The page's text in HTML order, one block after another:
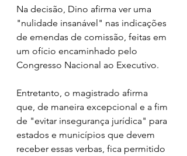
Na decisão, Dino afirma ver uma
"nulidade insanável" nas indicações
de emendas de comissão, feitas em
um ofício encaminhado pelo
Congresso Nacional ao Executivo.
Entretanto, o magistrado afirma
que, de maneira excepcional e a fim
de "evitar insegurança jurídica" para
estados e municípios que devem
receber essas verbas, fica permitido